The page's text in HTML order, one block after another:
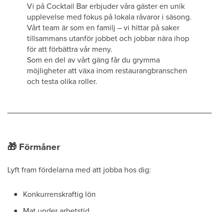
Vi på Cocktail Bar erbjuder våra gäster en unik
upplevelse med fokus på lokala råvaror i säsong.
Vårt team är som en familj – vi hittar på saker
tillsammans utanför jobbet och jobbar nära ihop
för att förbättra vår meny.
Som en del av vårt gäng får du grymma
möjligheter att växa inom restaurangbranschen
och testa olika roller.
🎁 Förmåner
Lyft fram fördelarna med att jobba hos dig:
Konkurrenskraftig lön